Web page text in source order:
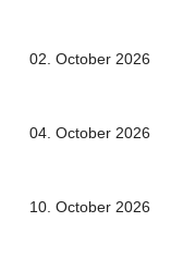
02. October 2026
04. October 2026
10. October 2026